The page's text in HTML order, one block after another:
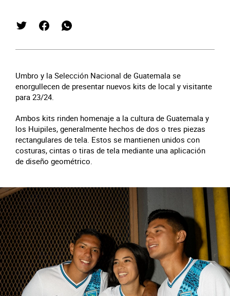
Umbro y la Selección Nacional de Guatemala se
enorgullecen de presentar nuevos kits de local y visitante
para 23/24.
Ambos kits rinden homenaje a la cultura de Guatemala y
los Huipiles, generalmente hechos de dos o tres piezas
rectangulares de tela. Estos se mantienen unidos con
costuras, cintas o tiras de tela mediante una aplicación
de diseño geométrico.